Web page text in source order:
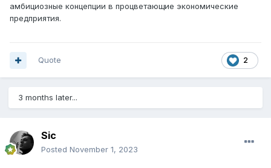
амбициозные концепции в процветающие экономические
предприятия.
2
Quote
3 months later...
Sic
Posted November 1, 2023